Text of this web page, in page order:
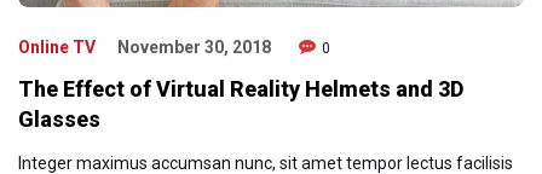
Online TV November 30, 2018 0
The Effect of Virtual Reality Helmets and 3D
Glasses
Integer maximus accumsan nunc, sit amet tempor lectus facilisis